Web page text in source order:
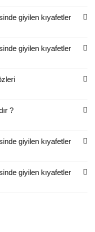
giyilen kıyafetler
giyilen kıyafetler
?
giyilen kıyafetler
giyilen kıyafetler